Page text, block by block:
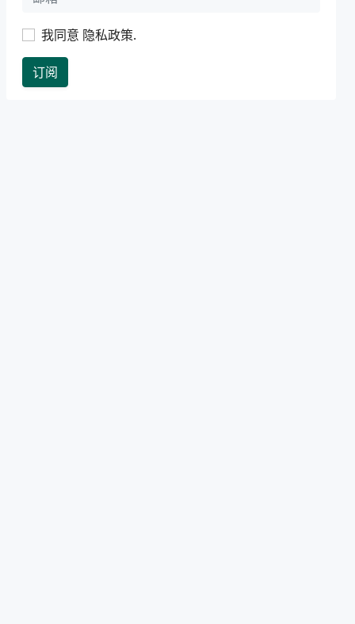
我同意 隐私政策.
订阅